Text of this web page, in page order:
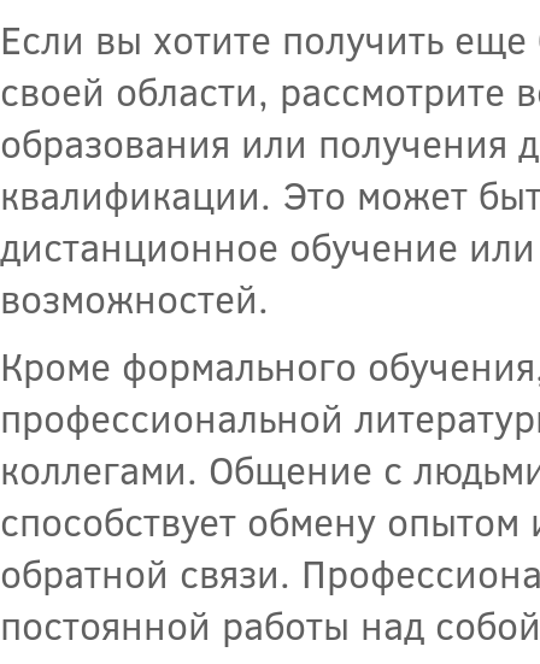
Если вы хотите получить еще
своей области, рассмотрите
образования или получения
квалификации. Это может
дистанционное обучение
возможностей.
Кроме формального
профессиональной
коллегами. Общение с
способствует обмену
обратной связи.
постоянной работы над